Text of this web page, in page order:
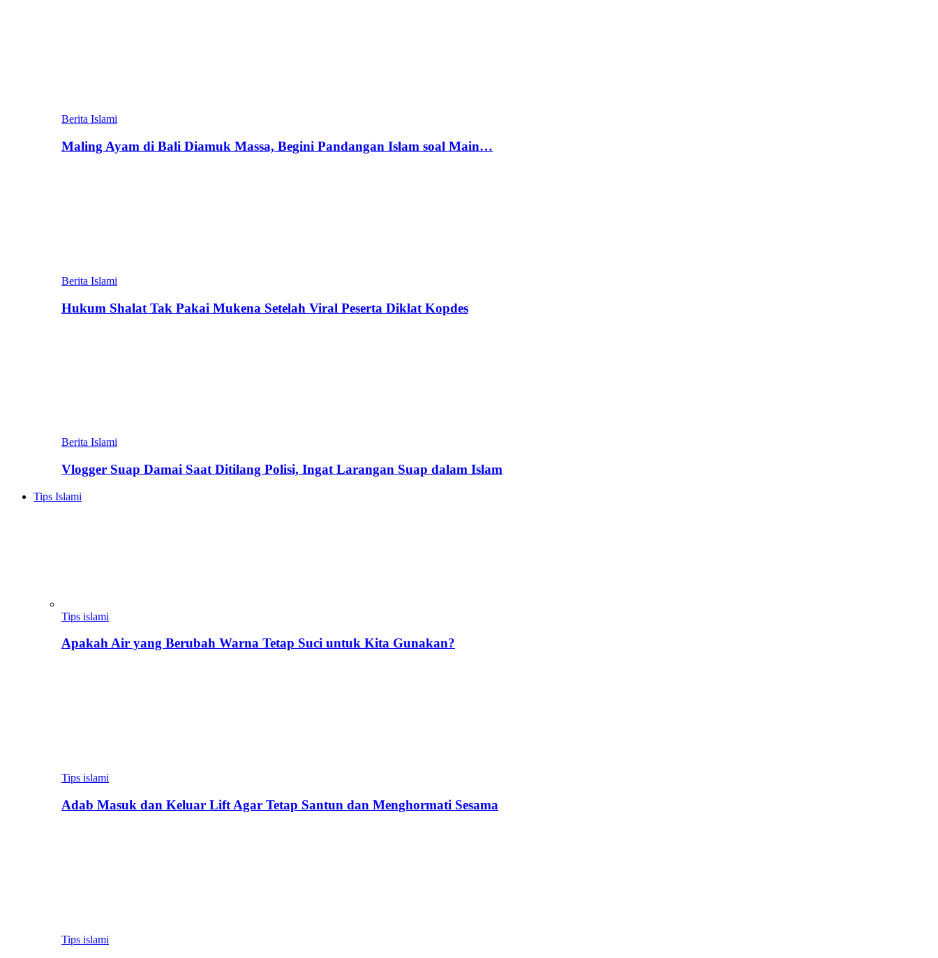
Berita Islami
Maling Ayam di Bali Diamuk Massa, Begini Pandangan Islam soal Main…
Berita Islami
Hukum Shalat Tak Pakai Mukena Setelah Viral Peserta Diklat Kopdes
Berita Islami
Vlogger Suap Damai Saat Ditilang Polisi, Ingat Larangan Suap dalam Islam
Tips Islami
Tips islami
Apakah Air yang Berubah Warna Tetap Suci untuk Kita Gunakan?
Tips islami
Adab Masuk dan Keluar Lift Agar Tetap Santun dan Menghormati Sesama
Tips islami